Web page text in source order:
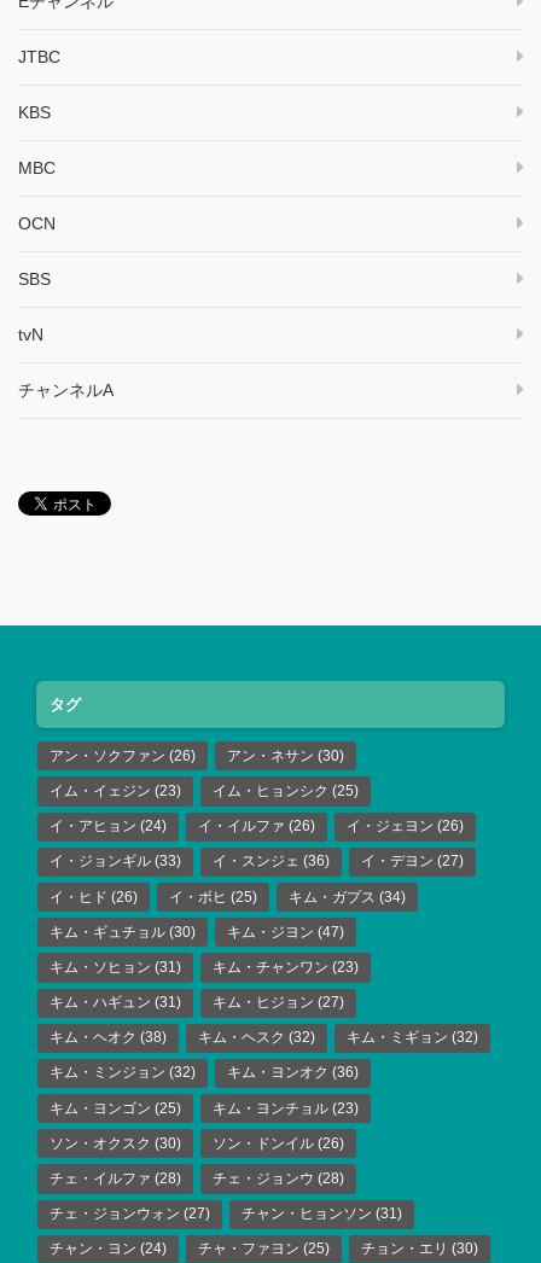
JTBC
KBS
MBC
OCN
SBS
tvN
チャンネルA
タグ
アン・ソクファン (26) アン・ネサン (30)
イム・イェジン (23) イム・ヒョンシク (25)
イ・アヒョン (24) イ・イルファ (26) イ・ジェヨン (26)
イ・ジョンギル (33) イ・スンジェ (36) イ・デヨン (27)
イ・ヒド (26) イ・ボヒ (25) キム・ガプス (34)
キム・ギュチョル (30) キム・ジヨン (47)
キム・ソヒョン (31) キム・チャンワン (23)
キム・ハギュン (31) キム・ヒジョン (27)
キム・ヘオク (38) キム・ヘスク (32) キム・ミギョン (32)
キム・ミンジョン (32) キム・ヨンオク (36)
キム・ヨンゴン (25) キム・ヨンチョル (23)
ソン・オクスク (30) ソン・ドンイル (26)
チェ・イルファ (28) チェ・ジョンウ (28)
チェ・ジョンウォン (27) チャン・ヒョンソン (31)
チャン・ヨン (24) チャ・ファヨン (25) チョン・エリ (30)